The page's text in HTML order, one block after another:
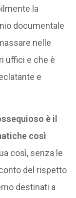
la
documentale
nelle
uffici e che è
e
è il
così
così, senza le
del rispetto
destinati a